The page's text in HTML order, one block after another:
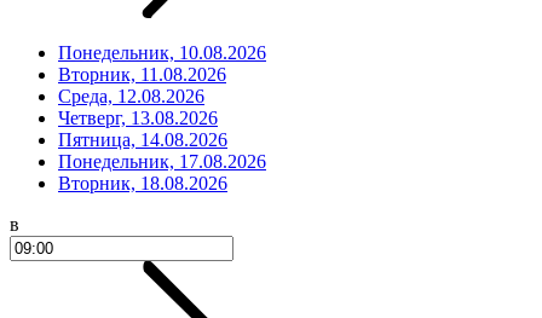
Понедельник, 10.08.2026
Вторник, 11.08.2026
Среда, 12.08.2026
Четверг, 13.08.2026
Пятница, 14.08.2026
Понедельник, 17.08.2026
Вторник, 18.08.2026
в